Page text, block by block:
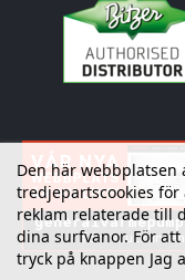
Den här webbplatsen
tredjepartscookies
reklam relaterade till
dina surfvanor. För
tryck på knappen Jag